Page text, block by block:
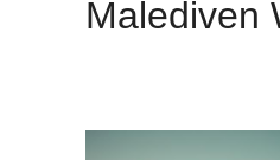
Malediven